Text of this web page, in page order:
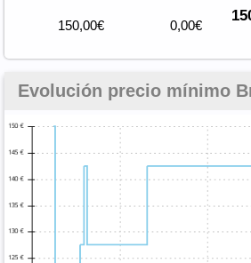
150,00€ 0,00€
Evolución precio mínimo